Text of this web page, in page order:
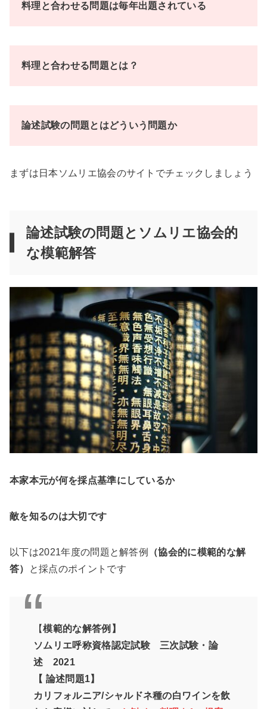
料理と合わせる問題は毎年出題されている
料理と合わせる問題とは？
論述試験の問題とはどういう問題か
まずは日本ソムリエ協会のサイトでチェックしましょう
論述試験の問題とソムリエ協会的
な模範解答
本家本元が何を採点基準にしているか
敵を知るのは大切です
以下は2021年度の問題と解答例
（協会的に模範的な解
答）
と採点のポイントです
【模範的な解答例】
ソムリエ呼称資格認定試験 三次試験・論
述 2021
【 論述問題1】
カリフォルニア/シャルドネ種の白ワインを飲